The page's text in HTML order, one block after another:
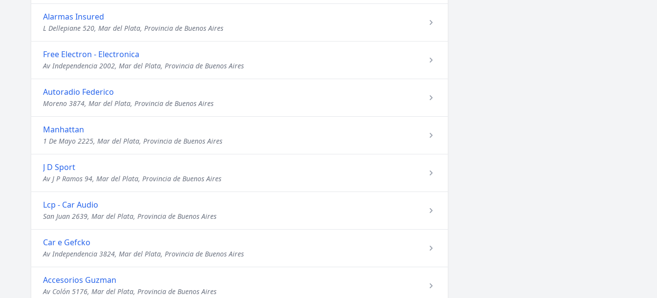
Alarmas Insured
L Dellepiane 520, Mar del Plata, Provincia de Buenos Aires
Free Electron - Electronica
Av Independencia 2002, Mar del Plata, Provincia de Buenos Aires
Autoradio Federico
Moreno 3874, Mar del Plata, Provincia de Buenos Aires
Manhattan
1 De Mayo 2225, Mar del Plata, Provincia de Buenos Aires
J D Sport
Av J P Ramos 94, Mar del Plata, Provincia de Buenos Aires
Lcp - Car Audio
San Juan 2639, Mar del Plata, Provincia de Buenos Aires
Car e Gefcko
Av Independencia 3824, Mar del Plata, Provincia de Buenos Aires
Accesorios Guzman
Av Colón 5176, Mar del Plata, Provincia de Buenos Aires